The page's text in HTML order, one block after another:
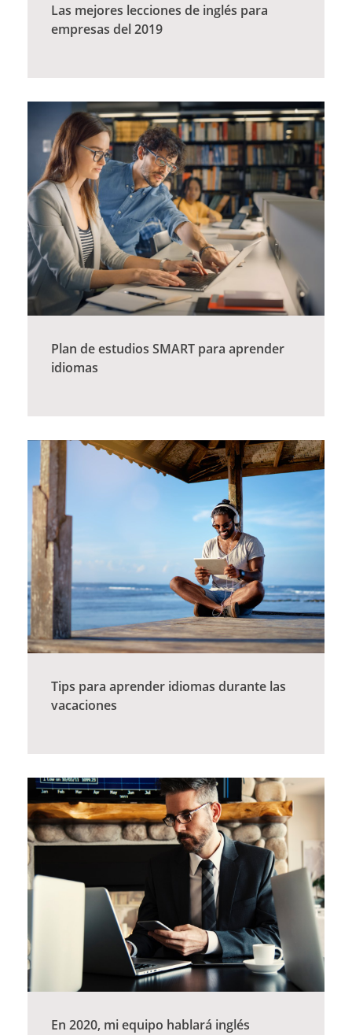
Las mejores lecciones de inglés para
empresas del 2019
Plan de estudios SMART para aprender
idiomas
Tips para aprender idiomas durante las
vacaciones
En 2020, mi equipo hablará inglés